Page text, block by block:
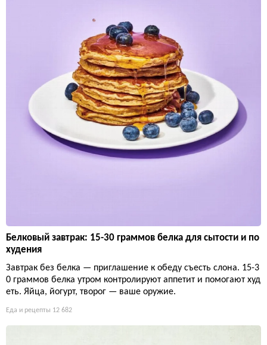
Белковый завтрак: 15-30 граммов белка для сытости и по
худения
Завтрак без белка — приглашение к обеду съесть слона. 15-3
0 граммов белка утром контролируют аппетит и помогают худ
еть. Яйца, йогурт, творог — ваше оружие.
Еда и рецепты 12 682